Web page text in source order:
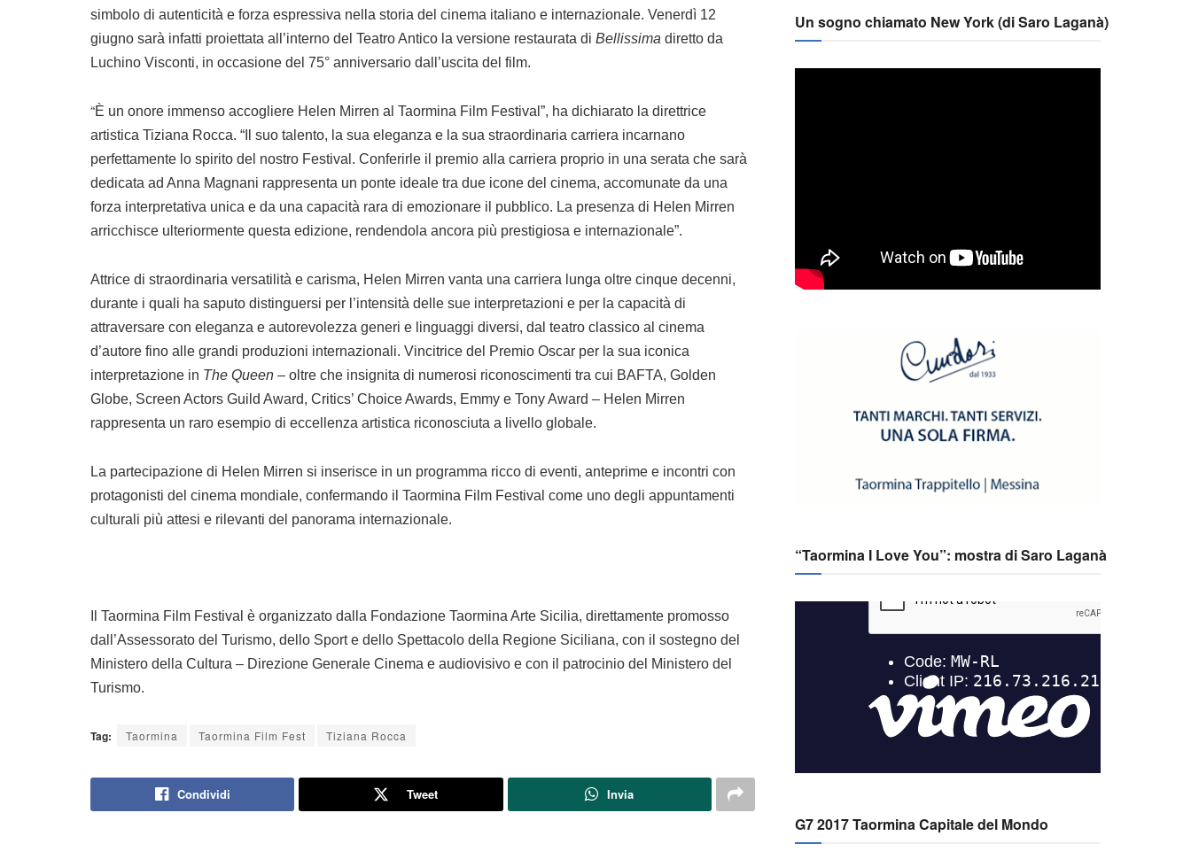
simbolo di autenticità e forza espressiva nella storia del cinema italiano e internazionale. Venerdì 12
giugno sarà infatti proiettata all’interno del Teatro Antico la versione restaurata di Bellissima diretto da
Luchino Visconti, in occasione del 75° anniversario dall’uscita del film.
“È un onore immenso accogliere Helen Mirren al Taormina Film Festival”, ha dichiarato la direttrice
artistica Tiziana Rocca. “Il suo talento, la sua eleganza e la sua straordinaria carriera incarnano
perfettamente lo spirito del nostro Festival. Conferirle il premio alla carriera proprio in una serata che sarà
dedicata ad Anna Magnani rappresenta un ponte ideale tra due icone del cinema, accomunate da una
forza interpretativa unica e da una capacità rara di emozionare il pubblico. La presenza di Helen Mirren
arricchisce ulteriormente questa edizione, rendendola ancora più prestigiosa e internazionale”.
Attrice di straordinaria versatilità e carisma, Helen Mirren vanta una carriera lunga oltre cinque decenni,
durante i quali ha saputo distinguersi per l’intensità delle sue interpretazioni e per la capacità di
attraversare con eleganza e autorevolezza generi e linguaggi diversi, dal teatro classico al cinema
d’autore fino alle grandi produzioni internazionali. Vincitrice del Premio Oscar per la sua iconica
interpretazione in The Queen – oltre che insignita di numerosi riconoscimenti tra cui BAFTA, Golden
Globe, Screen Actors Guild Award, Critics’ Choice Awards, Emmy e Tony Award – Helen Mirren
rappresenta un raro esempio di eccellenza artistica riconosciuta a livello globale.
La partecipazione di Helen Mirren si inserisce in un programma ricco di eventi, anteprime e incontri con
protagonisti del cinema mondiale, confermando il Taormina Film Festival come uno degli appuntamenti
culturali più attesi e rilevanti del panorama internazionale.
Il Taormina Film Festival è organizzato dalla Fondazione Taormina Arte Sicilia, direttamente promosso
dall’Assessorato del Turismo, dello Sport e dello Spettacolo della Regione Siciliana, con il sostegno del
Ministero della Cultura – Direzione Generale Cinema e audiovisivo e con il patrocinio del Ministero del
Turismo.
Tag: Taormina Taormina Film Fest Tiziana Rocca
Condividi Tweet Invia
Un sogno chiamato New York (di Saro Laganà)
“Taormina I Love You”: mostra di Saro Laganà
G7 2017 Taormina Capitale del Mondo